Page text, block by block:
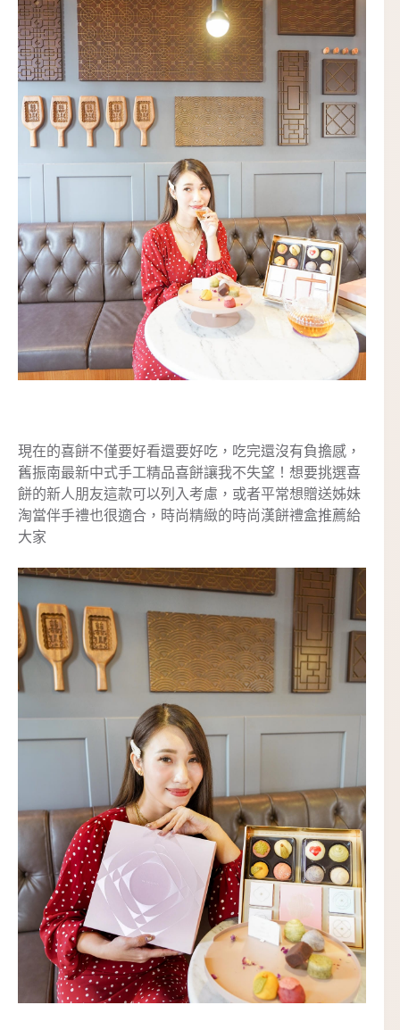
現在的喜餅不僅要好看還要好吃，吃完還沒有負擔感，
舊振南最新中式手工精品喜餅讓我不失望！想要挑選喜
餅的新人朋友這款可以列入考慮，或者平常想贈送姊妹
淘當伴手禮也很適合，時尚精緻的時尚漢餅禮盒推薦給
大家